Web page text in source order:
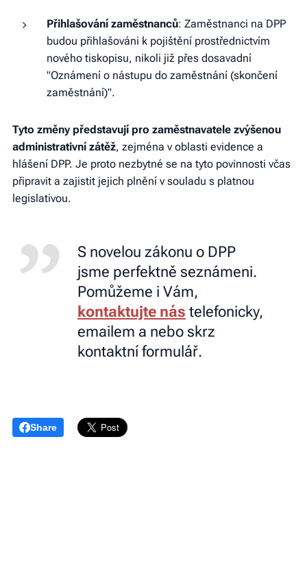
Přihlašování zaměstnanců: Zaměstnanci na DPP
budou přihlašováni k pojištění prostřednictvím
nového tiskopisu, nikoli již přes dosavadní
"Oznámení o nástupu do zaměstnání (skončení
zaměstnání)".
Tyto změny představují pro zaměstnavatele zvýšenou
administrativní zátěž, zejména v oblasti evidence a
hlášení DPP. Je proto nezbytné se na tyto povinnosti včas
připravit a zajistit jejich plnění v souladu s platnou
legislativou.
S novelou zákonu o DPP
jsme perfektně seznámeni.
Pomůžeme i Vám,
kontaktujte nás telefonicky,
emailem a nebo skrz
kontaktní formulář.
Share